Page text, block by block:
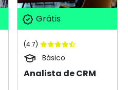
Grátis
(4.7)
Básico
Analista de CRM